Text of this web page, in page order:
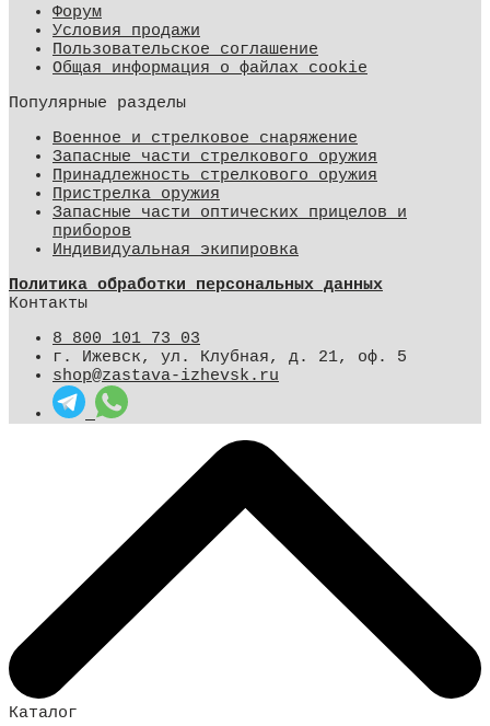
Форум
Условия продажи
Пользовательское соглашение
Общая информация о файлах cookie
Популярные разделы
Военное и стрелковое снаряжение
Запасные части стрелкового оружия
Принадлежность стрелкового оружия
Пристрелка оружия
Запасные части оптических прицелов и
приборов
Индивидуальная экипировка
Политика обработки персональных данных
Контакты
8 800 101 73 03
г. Ижевск, ул. Клубная, д. 21, оф. 5
shop@zastava-izhevsk.ru
Каталог